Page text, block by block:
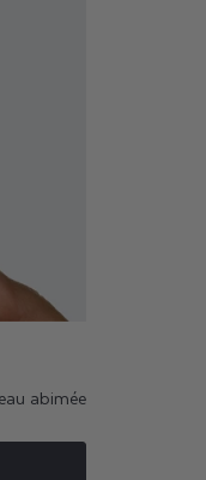
abimée